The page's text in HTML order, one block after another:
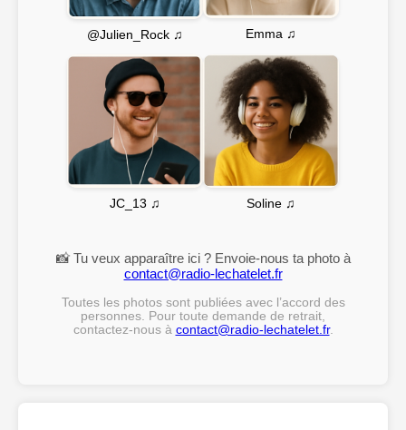
@Julien_Rock ♫ Emma ♫
JC_13 ♫ Soline ♫
📸 Tu veux apparaître ici ? Envoie-nous ta photo à
contact@radio-lechatelet.fr
Toutes les photos sont publiées avec l’accord des
personnes. Pour toute demande de retrait,
contactez-nous à contact@radio-lechatelet.fr.